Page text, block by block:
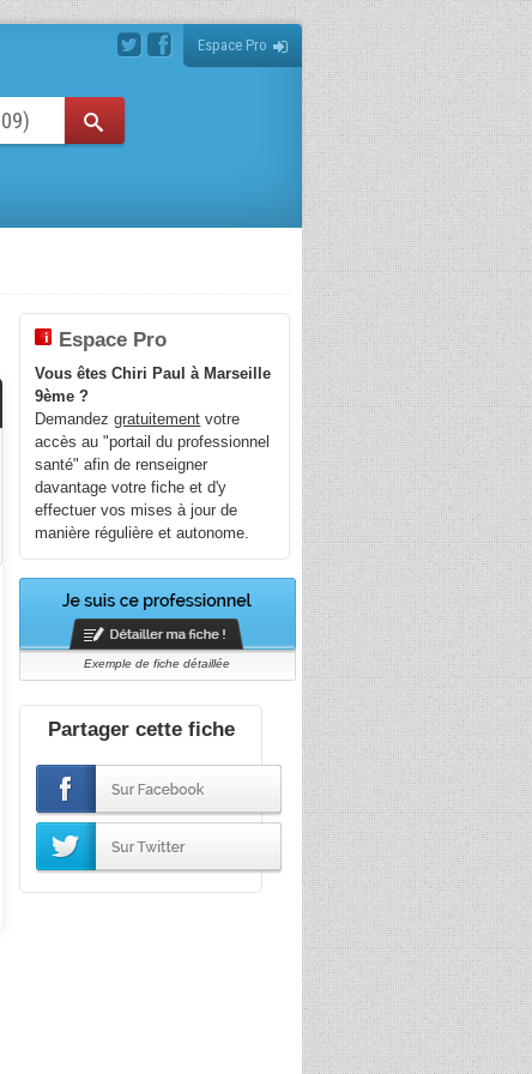
Espace Pro
Espace Pro
Vous êtes Chiri Paul à Marseille
9ème ?
Demandezgratuitement votre
accès au "portail du professionnel
santé" afin de renseigner
davantage votre fiche et d'y
effectuer vos mises à jour de
manière régulière et autonome.
Exemple de fiche détaillée
Partager cette fiche